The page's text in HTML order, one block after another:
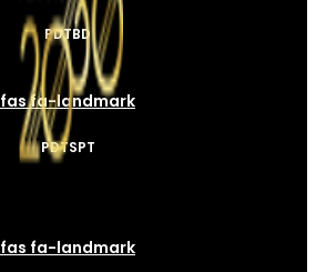
PDTBD
fas fa-landmark
PDTSPT
fas fa-landmark